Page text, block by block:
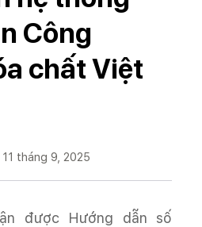
Công
chất Việt
tháng 9, 2025
được Hướng dẫn số